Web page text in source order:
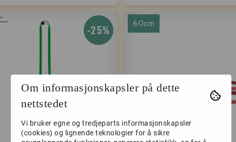
-25% 60cm
Om informasjonskapsler på dette
nettstedet
Vi bruker egne og tredjeparts informasjonskapsler
(cookies) og lignende teknologier for å sikre